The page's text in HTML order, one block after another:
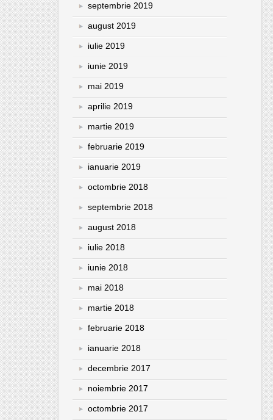
septembrie 2019
august 2019
iulie 2019
iunie 2019
mai 2019
aprilie 2019
martie 2019
februarie 2019
ianuarie 2019
octombrie 2018
septembrie 2018
august 2018
iulie 2018
iunie 2018
mai 2018
martie 2018
februarie 2018
ianuarie 2018
decembrie 2017
noiembrie 2017
octombrie 2017